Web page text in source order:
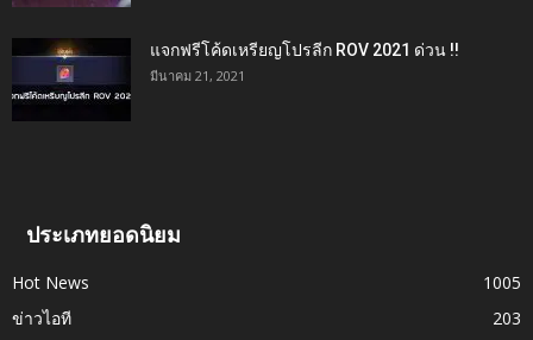
แจกฟรีโค้ดเหรียญโปรลีก ROV 2021 ด่วน !!
มีนาคม 21, 2021
ประเภทยอดนิยม
Hot News
1005
ข่าวไอที
203